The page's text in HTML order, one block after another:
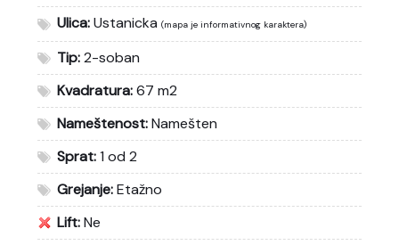
Ulica:Ustanicka (mapa je informativnog karaktera)
Tip:2-soban
Kvadratura:67 m2
Nameštenost:Namešten
Sprat:1 od 2
Grejanje:Etažno
Lift:Ne